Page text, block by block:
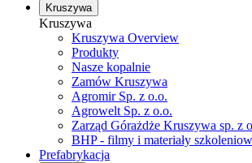
Kruszywa
Kruszywa
Kruszywa Overview
Produkty
Nasze kopalnie
Zamów Kruszywa
Agromir Sp. z o.o.
Agrowelt Sp. z o.o.
Zarząd Górażdże Kruszywa sp. z
BHP - filmy i materiały
Prefabrykacja